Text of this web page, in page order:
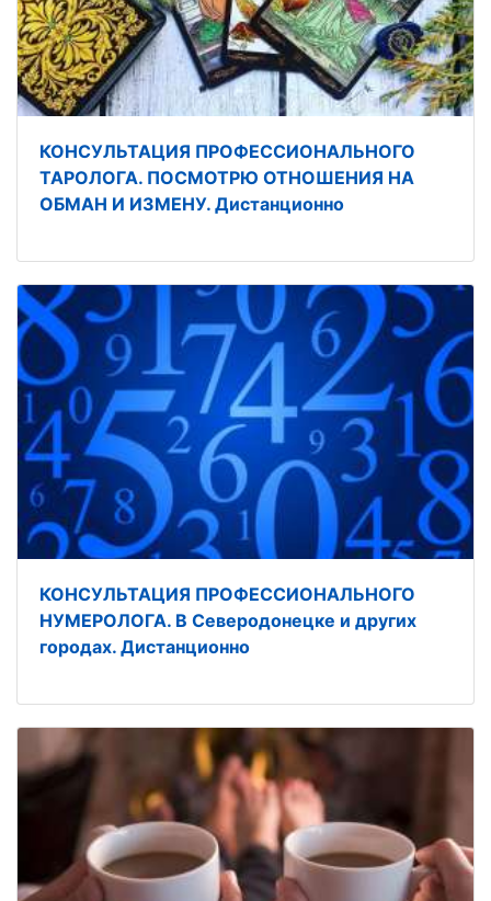
КОНСУЛЬТАЦИЯ ПРОФЕССИОНАЛЬНОГО
ТАРОЛОГА. ПОСМОТРЮ ОТНОШЕНИЯ НА
ОБМАН И ИЗМЕНУ. Дистанционно
КОНСУЛЬТАЦИЯ ПРОФЕССИОНАЛЬНОГО
НУМЕРОЛОГА. В Северодонецке и других
городах. Дистанционно